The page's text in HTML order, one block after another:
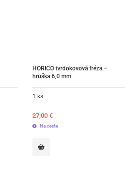
HORICO tvrdokovová fréza –
hruška 6,0 mm
1 ks
27,00 €
Na ceste